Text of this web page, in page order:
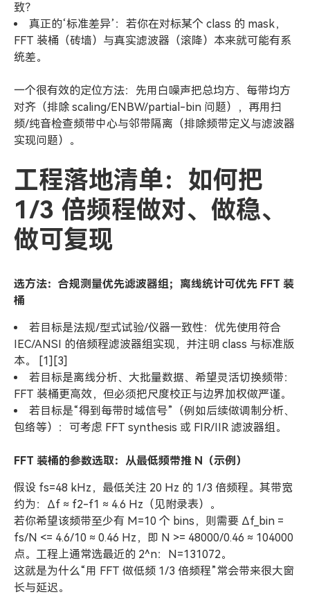
致？
真正的‘标准差异’：若你在对标某个 class 的 mask，
FFT 装桶（砖墙）与真实滤波器（滚降）本来就可能有系
统差。
一个很有效的定位方法：先用白噪声把总均方、每带均方
对齐（排除 scaling/ENBW/partial-bin 问题），再用扫
频/纯音检查频带中心与邻带隔离（排除频带定义与滤波器
实现问题）。
工程落地清单：如何把
1/3 倍频程做对、做稳、
做可复现
选方法：合规测量优先滤波器组；离线统计可优先 FFT 装
桶
若目标是法规/型式试验/仪器一致性：优先使用符合
IEC/ANSI 的倍频程滤波器组实现，并注明 class 与标准版
本。 [1][3]
若目标是离线分析、大批量数据、希望灵活切换频带：
FFT 装桶更高效，但必须把尺度校正与边界加权做严谨。
若目标是“得到每带时域信号”（例如后续做调制分析、
包络等）：可考虑 FFT synthesis 或 FIR/IIR 滤波器组。
FFT 装桶的参数选取：从最低频带推 N（示例）
假设 fs=48 kHz，最低关注 20 Hz 的 1/3 倍频程。其带宽
约为：Δf ≈ f2-f1 ≈ 4.6 Hz（见附录表）。
若你希望该频带至少有 M=10 个 bins，则需要 Δf_bin =
fs/N <= 4.6/10 ≈ 0.46 Hz，即 N >= 48000/0.46 ≈ 104000
点。工程上通常选最近的 2^n：N=131072。
这就是为什么“用 FFT 做低频 1/3 倍频程”常会带来很大窗
长与延迟。